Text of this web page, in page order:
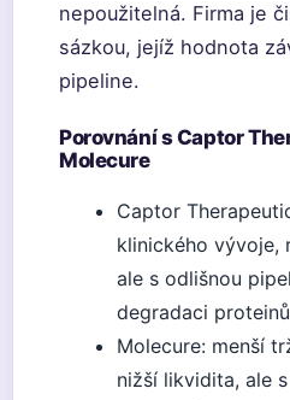
nepoužitelná. Firma je
sázkou, jejíž hodnota
pipeline.
Porovnání s Captor
Molecure
Captor
klinického vývoje,
ale s odlišnou
degradaci
Molecure: menší
nižší likvidita, ale